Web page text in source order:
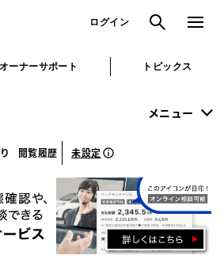
ログイン 検索 メニュ
オーナーサポート トピックス
メニュー
閲覧履歴 未設定